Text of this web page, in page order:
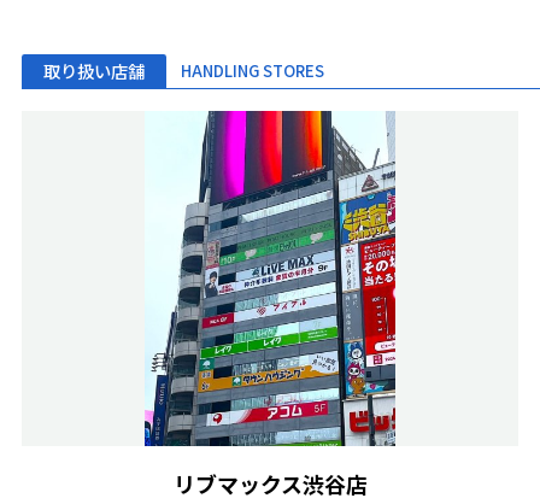
取り扱い店舗 HANDLING STORES
リブマックス渋谷店